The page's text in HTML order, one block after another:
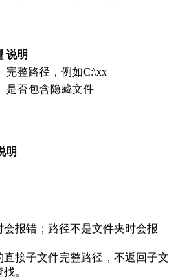
说明
完整路径，例如C:\xx
是否包含隐藏文件
明
报错；路径不是文件夹时会报
直接子文件完整路径，不返回子文
。